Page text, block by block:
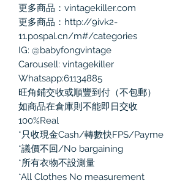
更多商品：vintagekiller.com
更多商品：http://9ivk2-
11.pospal.cn/m#/categories
IG: @babyfongvintage
Carousell: vintagekiller
Whatsapp:61134885
旺角鋪交收或順豐到付（不包郵）
如商品在倉庫則不能即日交收
100%Real
*只收現金Cash/轉數快FPS/Payme
*議價不回/No bargaining
*所有衣物不設測量
*All Clothes No measurement